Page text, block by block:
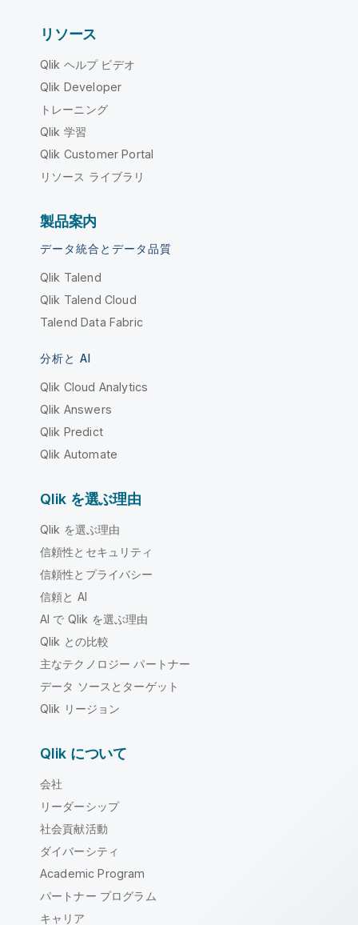
リソース
Qlik ヘルプ ビデオ
Qlik Developer
トレーニング
Qlik 学習
Qlik Customer Portal
リソース ライブラリ
製品案内
データ統合とデータ品質
Qlik Talend
Qlik Talend Cloud
Talend Data Fabric
分析と AI
Qlik Cloud Analytics
Qlik Answers
Qlik Predict
Qlik Automate
Qlik を選ぶ理由
Qlik を選ぶ理由
信頼性とセキュリティ
信頼性とプライバシー
信頼と AI
AI で Qlik を選ぶ理由
Qlik との比較
主なテクノロジー パートナー
データ ソースとターゲット
Qlik リージョン
Qlik について
会社
リーダーシップ
社会貢献活動
ダイバーシティ
Academic Program
パートナー プログラム
キャリア